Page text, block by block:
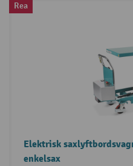
Rea
Elektrisk
enkelsax